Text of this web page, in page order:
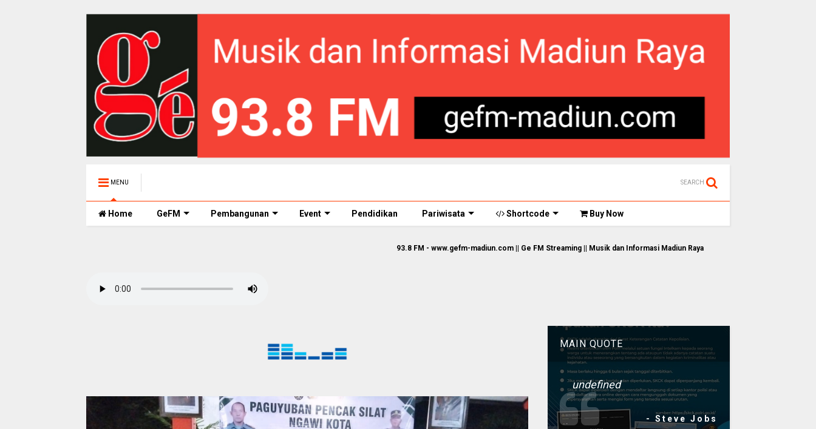
MENU SEARCH
Home GeFM Pembangunan Event Pendidikan Pariwisata Shortcode Buy Now
93.8 FM - www.gefm-madiun.com || Ge FM Streaming || Musik dan Informasi Madiun Raya
MAIN QUOTE
undefined
- Steve Jobs